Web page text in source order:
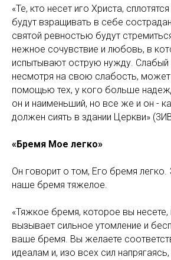
«Те, кто несет иго Христа,
будут взращивать в себе
святой ревностью будут
нежное сочувствие и любовь, в
испытывают острую нужду. Слабый
несмотря на свою слабость, может
помощью тех, у кого больше
он и наименьший, но все же и он -
должен сиять в здании Церкви»
«Бремя Мое легко»
Он говорит о том, Его бремя легко.
наше бремя тяжелое.
«Тяжкое бремя, которое вы несете,
вызывает сильное утомление и
ваше бремя. Вы желаете
идеалам и, изо всех сил